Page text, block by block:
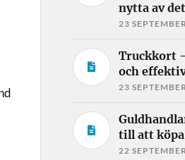
nytta av
23
Truckkort
och
23
till att köpa
22